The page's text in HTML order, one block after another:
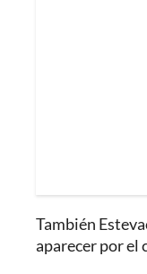
También
aparecer por el